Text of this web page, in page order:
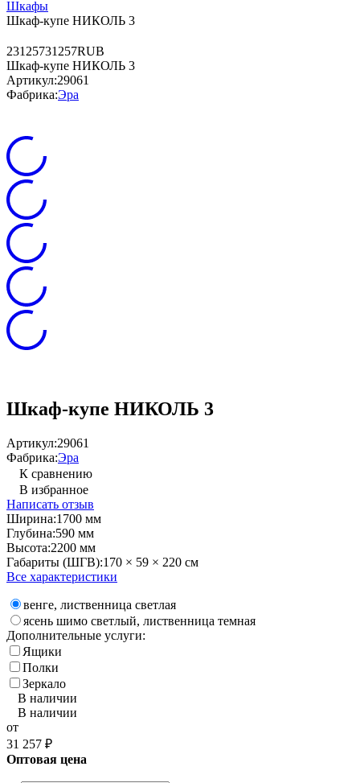
Шкафы
Шкаф-купе НИКОЛЬ 3
23125731257RUB
Шкаф-купе НИКОЛЬ 3
Артикул:29061
Фабрика:Эра
Шкаф-купе НИКОЛЬ 3
Артикул:29061
Фабрика:Эра
К сравнению
В избранное
Написать отзыв
Ширина:1700 мм
Глубина:590 мм
Высота:2200 мм
Габариты (ШГВ):170 × 59 × 220 см
Все характеристики
венге, лиственница светлая
ясень шимо светлый, лиственница темная
Дополнительные услуги:
Ящики
Полки
Зеркало
В наличии
В наличии
от
31 257 ₽
Оптовая цена